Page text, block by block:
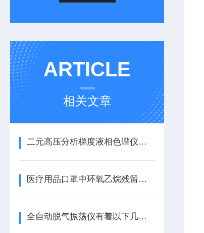
ARTICLE
相关文章
二元高压分析梯度液相色谱仪出现堵、漏的原因其实很简单
医疗用品口罩中环氧乙烷残留检测解决方案
全自动脱气振荡仪有着以下几大技术特点